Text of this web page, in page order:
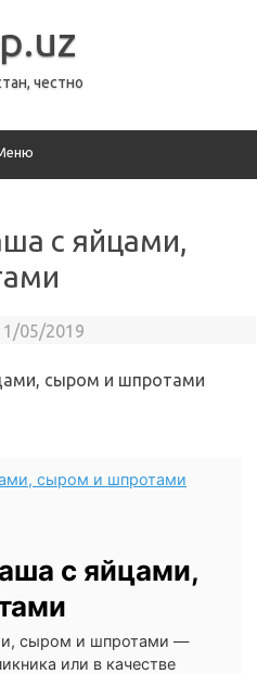
честно
с яйцами,
05/2019
с яйцами,
сыром и шпротами —
или в качестве